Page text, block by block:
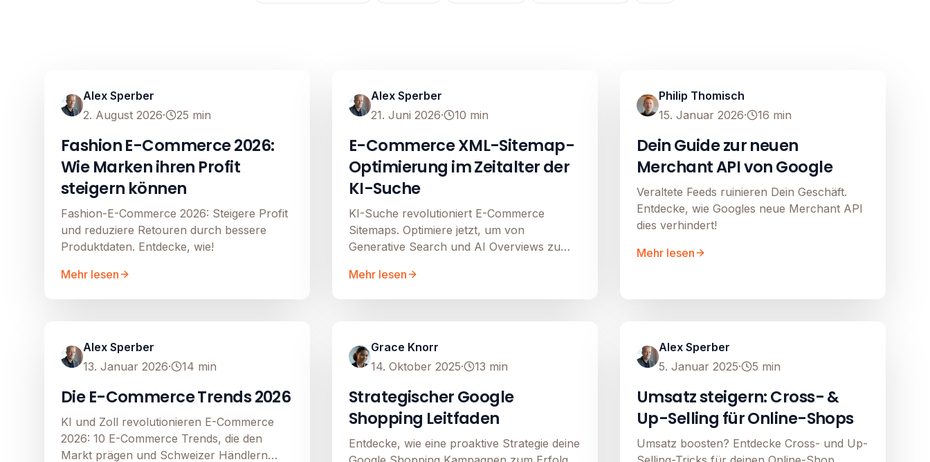
Alex Sperber
2. August 2026· 25 min
Fashion E-Commerce 2026:
Wie Marken ihren Profit
steigern können
Fashion-E-Commerce 2026: Steigere Profit
und reduziere Retouren durch bessere
Produktdaten. Entdecke, wie!
Mehr lesen
Alex Sperber
21. Juni 2026· 10 min
E-Commerce XML-Sitemap-
Optimierung im Zeitalter der
KI-Suche
KI-Suche revolutioniert E-Commerce
Sitemaps. Optimiere jetzt, um von
Generative Search und AI Overviews zu
Mehr lesen
Philip Thomisch
15. Januar 2026· 16 min
Dein Guide zur neuen
Merchant API von Google
Veraltete Feeds ruinieren Dein Geschäft.
Entdecke, wie Googles neue Merchant API
dies verhindert!
Mehr lesen
Alex Sperber
13. Januar 2026· 14 min
Die E-Commerce Trends 2026
KI und Zoll revolutionieren E-Commerce
2026: 10 E-Commerce Trends, die den
Markt prägen und Schweizer Händlern
Grace Knorr
14. Oktober 2025· 13 min
Strategischer Google
Shopping Leitfaden
Entdecke, wie eine proaktive Strategie deine
Alex Sperber
5. Januar 2025· 5 min
Umsatz steigern: Cross- &
Up-Selling für Online-Shops
Umsatz boosten? Entdecke Cross- und Up-